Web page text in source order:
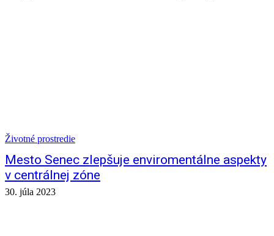
Životné prostredie
Mesto Senec zlepšuje enviromentálne aspekty
v centrálnej zóne
30. júla 2023